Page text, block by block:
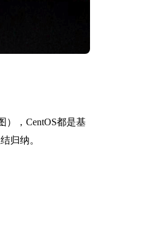
），CentOS都是基
归纳。